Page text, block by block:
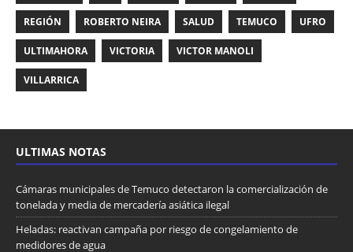
REGIÓN ROBERTO NEIRA SALUD TEMUCO UFRO
ULTIMAHORA VICTORIA VICTOR MANOLI
VILLARRICA
ULTIMAS NOTAS
Cámaras municipales de Temuco detectaron la comercialización de
tonelada y media de mercadería asiática ilegal
Heladas: reactivan campaña por riesgo de congelamiento de
medidores de agua